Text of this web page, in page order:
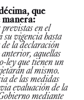
que
manera:
previstas en el
su vigencia hasta
la declaración
aquellas
ley que tienen un
al mismo.
de las medidas
evaluación de la
mediante